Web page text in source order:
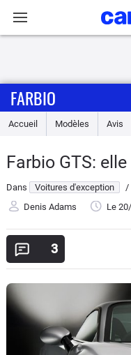
Accueil
Essais
Guide
Electriques
Utilitaires
Flottes
FARBIO
Accueil Modèles Avis
Farbio GTS:
Dans Voitures d'exception /
Denis Adams
Le
3